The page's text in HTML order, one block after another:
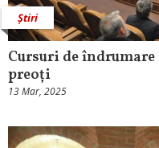
Știri
Cursuri de
preoți
13 Mar, 2025